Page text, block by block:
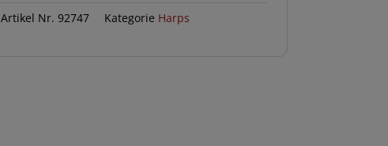
Artikel Nr. 92747 Kategorie Harps